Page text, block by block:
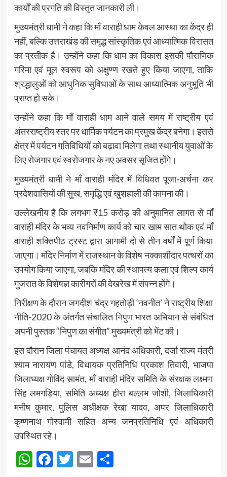
कार्यों की प्रगति की विस्तृत जानकारी ली।
मुख्यमंत्री धामी ने कहा कि माँ वाराही धाम केवल आस्था का केंद्र ही
नहीं, बल्कि उत्तराखंड की समृद्ध सांस्कृतिक एवं आध्यात्मिक विरासत
का प्रतीक है। उन्होंने कहा कि धाम का विकास इसकी पौराणिक
गरिमा एवं मूल स्वरूप को अक्षुण्ण रखते हुए किया जाएगा, ताकि
श्रद्धालुओं को आधुनिक सुविधाओं के साथ आध्यात्मिक अनुभूति भी
प्राप्त हो सके।
उन्होंने कहा कि माँ वाराही धाम आने वाले समय में राष्ट्रीय एवं
अंतरराष्ट्रीय स्तर पर धार्मिक पर्यटन का प्रमुख केंद्र बनेगा। इससे
क्षेत्र में पर्यटन गतिविधियों को बढ़ावा मिलेगा तथा स्थानीय युवाओं के
लिए रोजगार एवं स्वरोजगार के नए अवसर सृजित होंगे।
मुख्यमंत्री धामी ने माँ वाराही मंदिर में विधिवत पूजा-अर्चना कर
प्रदेशवासियों की सुख, समृद्धि एवं खुशहाली की कामना की।
उल्लेखनीय है कि लगभग ₹15 करोड़ की अनुमानित लागत से माँ
वाराही मंदिर के भव्य नवनिर्माण कार्य को चार खाम सात थोक एवं माँ
वाराही शक्तिपीठ ट्रस्ट द्वारा आगामी दो से तीन वर्षों में पूर्ण किया
जाएगा। मंदिर निर्माण में राजस्थान के विशेष नक्काशीदार पत्थरों का
उपयोग किया जाएगा, जबकि मंदिर की स्थापत्य कला एवं शिल्प कार्य
गुजरात के विशेषज्ञ कारीगरों की देखरेख में संपन्न होंगे।
निरीक्षण के दौरान जगदीश चंद्र गहतोड़ी ‘नवनीत’ ने राष्ट्रीय शिक्षा
नीति-2020 के अंतर्गत संचालित निपुण भारत अभियान से संबंधित
अपनी पुस्तक “निपुण का संगीत” मुख्यमंत्री को भेंट की।
इस दौरान जिला पंचायत अध्यक्ष आनंद अधिकारी, दर्जा राज्य मंत्री
श्याम नारायण पांडे, विधायक प्रतिनिधि प्रकाश तिवारी, भाजपा
जिलाध्यक्ष गोविंद सामंत, माँ वाराही मंदिर समिति के संरक्षक लक्ष्मण
सिंह लमगड़िया, समिति अध्यक्ष हीरा बल्लभ जोशी, जिलाधिकारी
मनीष कुमार, पुलिस अधीक्षक रेखा यादव, अपर जिलाधिकारी
कृष्णनाथ गोस्वामी सहित अन्य जनप्रतिनिधि एवं अधिकारी
उपस्थित रहे।
WhatsApp
Facebook
Twitter
EmailShare